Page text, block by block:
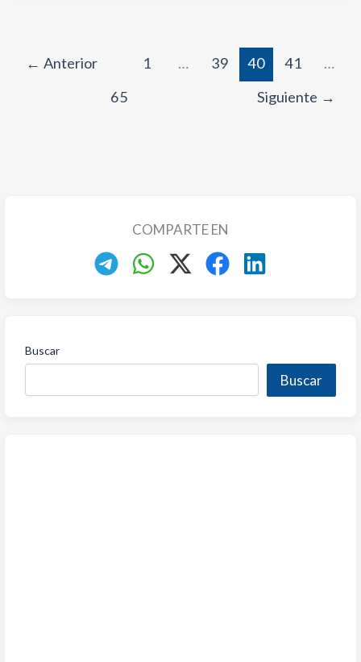
← Anterior 1 … 39 40 41
…
65
Siguiente →
COMPARTE EN
Buscar
Buscar